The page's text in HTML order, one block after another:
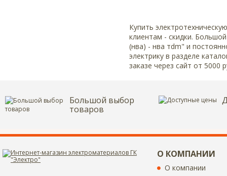
Купить
клиентам - скидки.
(нва) - нва тdm" и
электрику в разделе
заказе через сайт от 5000
Большой выбор
товаров
О КОМПАНИИ
О компании